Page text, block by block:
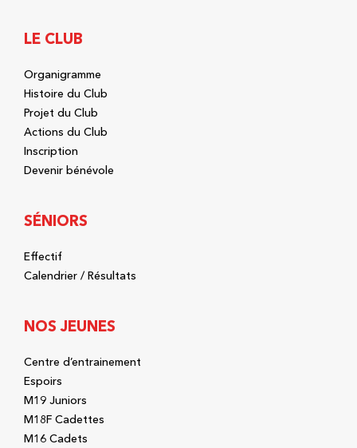
LE CLUB
Organigramme
Histoire du Club
Projet du Club
Actions du Club
Inscription
Devenir bénévole
SÉNIORS
Effectif
Calendrier / Résultats
NOS JEUNES
Centre d’entrainement
Espoirs
M19 Juniors
M18F Cadettes
M16 Cadets